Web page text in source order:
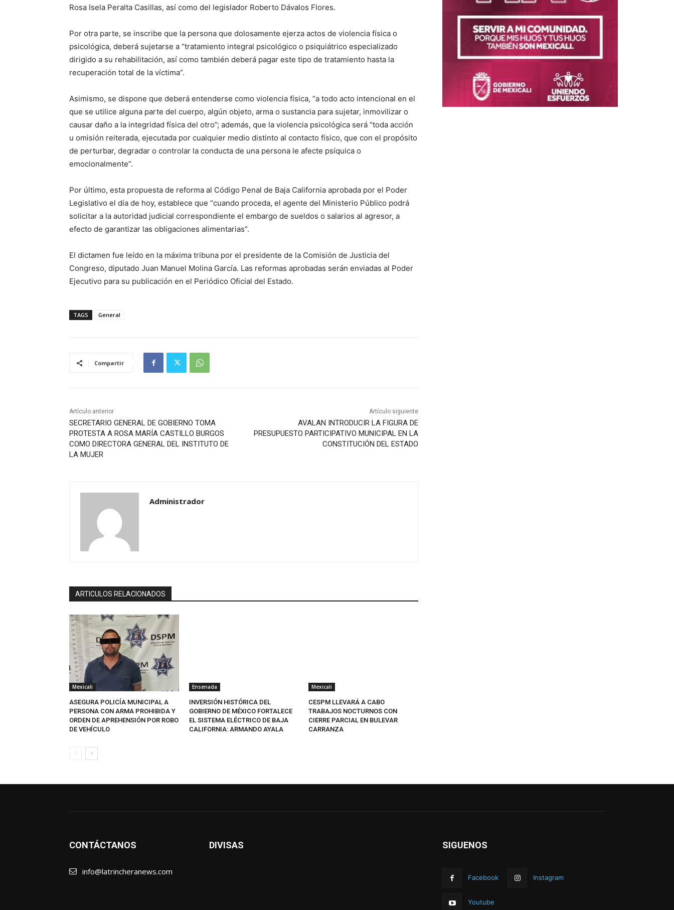
Rosa Isela Peralta Casillas, así como del legislador Roberto Dávalos Flores.
Por otra parte, se inscribe que la persona que dolosamente ejerza actos de violencia física o
psicológica, deberá sujetarse a “tratamiento integral psicológico o psiquiátrico especializado
dirigido a su rehabilitación, así como también deberá pagar este tipo de tratamiento hasta la
recuperación total de la víctima”.
Asimismo, se dispone que deberá entenderse como violencia física, “a todo acto intencional en el
que se utilice alguna parte del cuerpo, algún objeto, arma o sustancia para sujetar, inmovilizar o
causar daño a la integridad física del otro”; además, que la violencia psicológica será “toda acción
u omisión reiterada, ejecutada por cualquier medio distinto al contacto físico, que con el propósito
de perturbar, degradar o controlar la conducta de una persona le afecte psíquica o
emocionalmente”.
Por último, esta propuesta de reforma al Código Penal de Baja California aprobada por el Poder
Legislativo el día de hoy, establece que “cuando proceda, el agente del Ministerio Público podrá
solicitar a la autoridad judicial correspondiente el embargo de sueldos o salarios al agresor, a
efecto de garantizar las obligaciones alimentarias”.
El dictamen fue leído en la máxima tribuna por el presidente de la Comisión de Justicia del
Congreso, diputado Juan Manuel Molina García. Las reformas aprobadas serán enviadas al Poder
Ejecutivo para su publicación en el Periódico Oficial del Estado.
TAGS General
Compartir
Artículo anterior
SECRETARIO GENERAL DE GOBIERNO TOMA
PROTESTA A ROSA MARÍA CASTILLO BURGOS
COMO DIRECTORA GENERAL DEL INSTITUTO DE
LA MUJER
Artículo siguiente
AVALAN INTRODUCIR LA FIGURA DE
PRESUPUESTO PARTICIPATIVO MUNICIPAL EN LA
CONSTITUCIÓN DEL ESTADO
Administrador
ARTICULOS RELACIONADOS
Mexicali
ASEGURA POLICÍA MUNICIPAL A
PERSONA CON ARMA PROHIBIDA Y
ORDEN DE APREHENSIÓN POR ROBO
DE VEHÍCULO
Ensenada
INVERSIÓN HISTÓRICA DEL
GOBIERNO DE MÉXICO FORTALECE
EL SISTEMA ELÉCTRICO DE BAJA
CALIFORNIA: ARMANDO AYALA
Mexicali
CESPM LLEVARÁ A CABO
TRABAJOS NOCTURNOS CON
CIERRE PARCIAL EN BULEVAR
CARRANZA
CONTÁCTANOS
info@latrincheranews.com
DIVISAS SIGUENOS
Facebook Instagram
Youtube